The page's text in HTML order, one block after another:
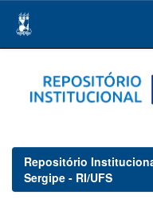
navigation
Repositório
Sergipe - RI/UFS